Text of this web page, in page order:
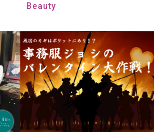
Beauty